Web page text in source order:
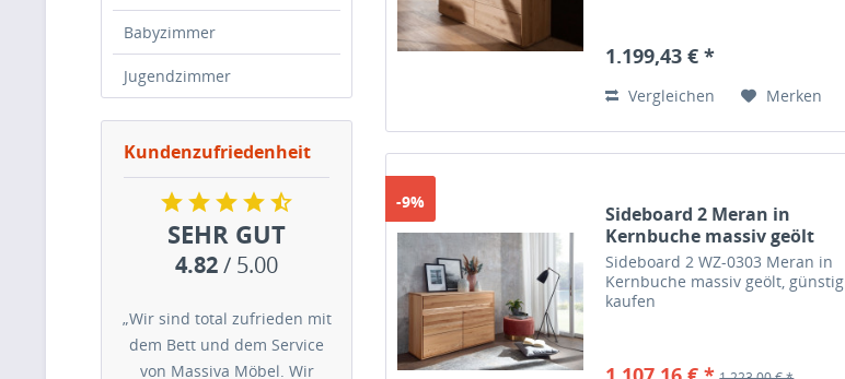
Babyzimmer
Jugendzimmer
Kundenzufriedenheit
SEHR GUT
4.82/ 5.00
„Wir sind total zufrieden mit
dem Bett und dem Service
von Massiva Möbel. Wir
1.199,43 € *
Vergleichen Merken
-9%
Sideboard 2 Meran in
Kernbuche massiv geölt
Sideboard 2 WZ-0303 Meran in
Kernbuche massiv geölt, günstig
kaufen